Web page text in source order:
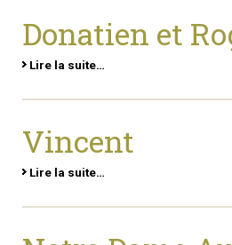
Donatien et
Lire la suite…
Vincent
Lire la suite…